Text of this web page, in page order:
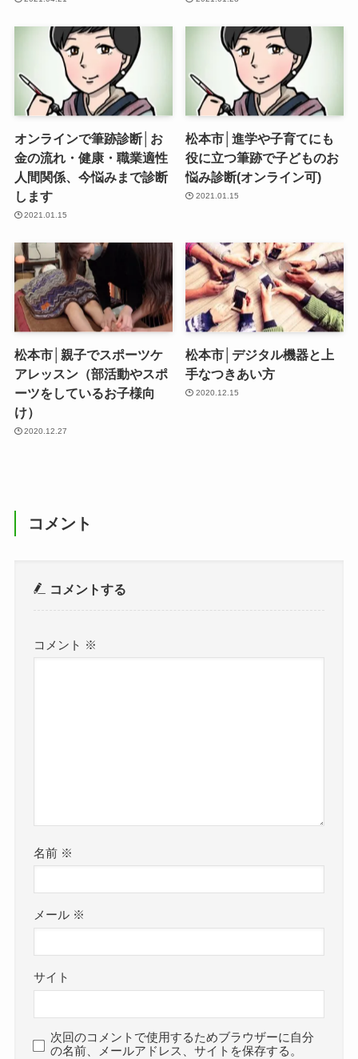
オンラインで筆跡診断│お
金の流れ・健康・職業適性
人間関係、今悩みまで診断
します
2021.01.15
松本市│進学や子育てにも
役に立つ筆跡で子どものお
悩み診断(オンライン可)
2021.01.15
松本市│親子でスポーツケ
アレッスン（部活動やスポ
ーツをしているお子様向
け）
2020.12.27
松本市│デジタル機器と上
手なつきあい方
2020.12.15
コメント
コメントする
コメント ※
名前 ※
メール ※
サイト
次回のコメントで使用するためブラウザーに自分
の名前、メールアドレス、サイトを保存する。